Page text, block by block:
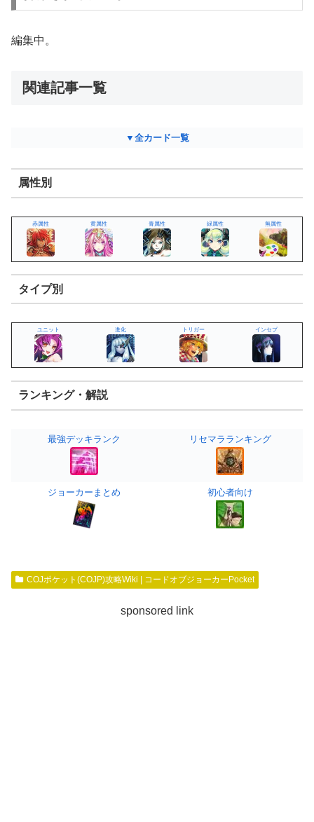
編集中。
関連記事一覧
▼全カード一覧
属性別
赤属性 黄属性 青属性 緑属性 無属性
タイプ別
ユニット 進化 トリガー インセプ
ランキング・解説
最強デッキランク リセマラランキング
ジョーカーまとめ 初心者向け
COJポケット(COJP)攻略Wiki | コードオブジョーカーPocket
sponsored link